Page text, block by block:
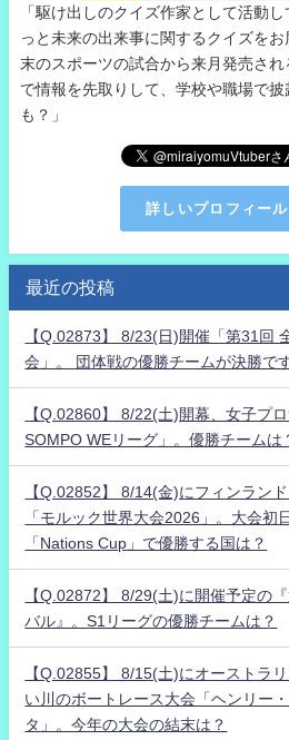
「駆け出しのクイズ作家として活動
っと未来の出来事に関するクイズを
末のスポーツの試合から来月発売され
で情報を先取りして、学校や職場で
も？」
詳しいプロフィー
最近の投稿
【Q.02873】 8/23(日)開催「第31回
会」。 団体戦の優勝チームが決勝で
【Q.02860】 8/22(土)開幕、女子プ
SOMPO WEリーグ」。優勝チームは
【Q.02852】 8/14(金)にフィンラン
「モルック世界大会2026」。大会初
「Nations Cup」で優勝する国は？
【Q.02872】 8/29(土)に開催予定の
バル』。S1リーグの優勝チームは？
【Q.02855】 8/15(土)にオーストラ
い川のボートレース大会「ヘンリー
タ」。今年の大会の結末は？